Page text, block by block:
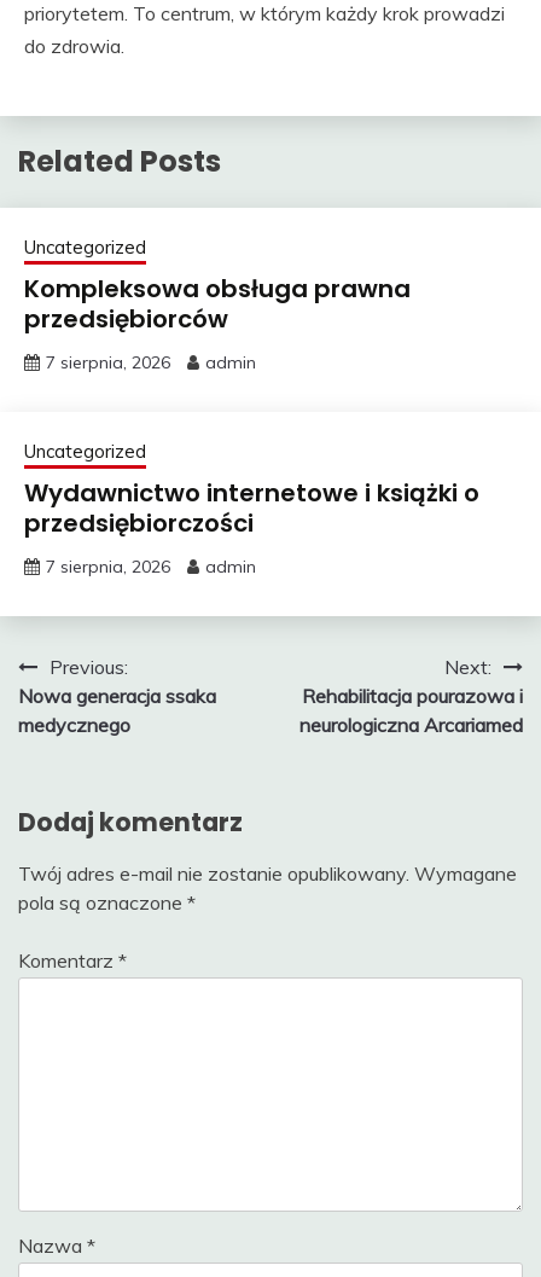
priorytetem. To centrum, w którym każdy krok prowadzi
do zdrowia.
Related Posts
Uncategorized
Kompleksowa obsługa prawna
przedsiębiorców
7 sierpnia, 2026 admin
Uncategorized
Wydawnictwo internetowe i książki o
przedsiębiorczości
7 sierpnia, 2026 admin
Nawigacja
wpisu
Previous:
Nowa generacja ssaka
medycznego
Next:
Rehabilitacja pourazowa i
neurologiczna Arcariamed
Dodaj komentarz
Twój adres e-mail nie zostanie opublikowany. Wymagane
pola są oznaczone *
Komentarz *
Nazwa *